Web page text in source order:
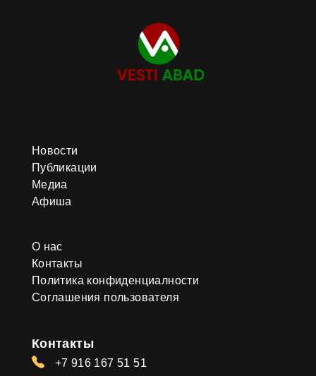
Новости
Публикации
Медиа
Афиша
О нас
Контакты
Политика конфиденциалности
Соглашения пользователя
Контакты
+7 916 167 51 51